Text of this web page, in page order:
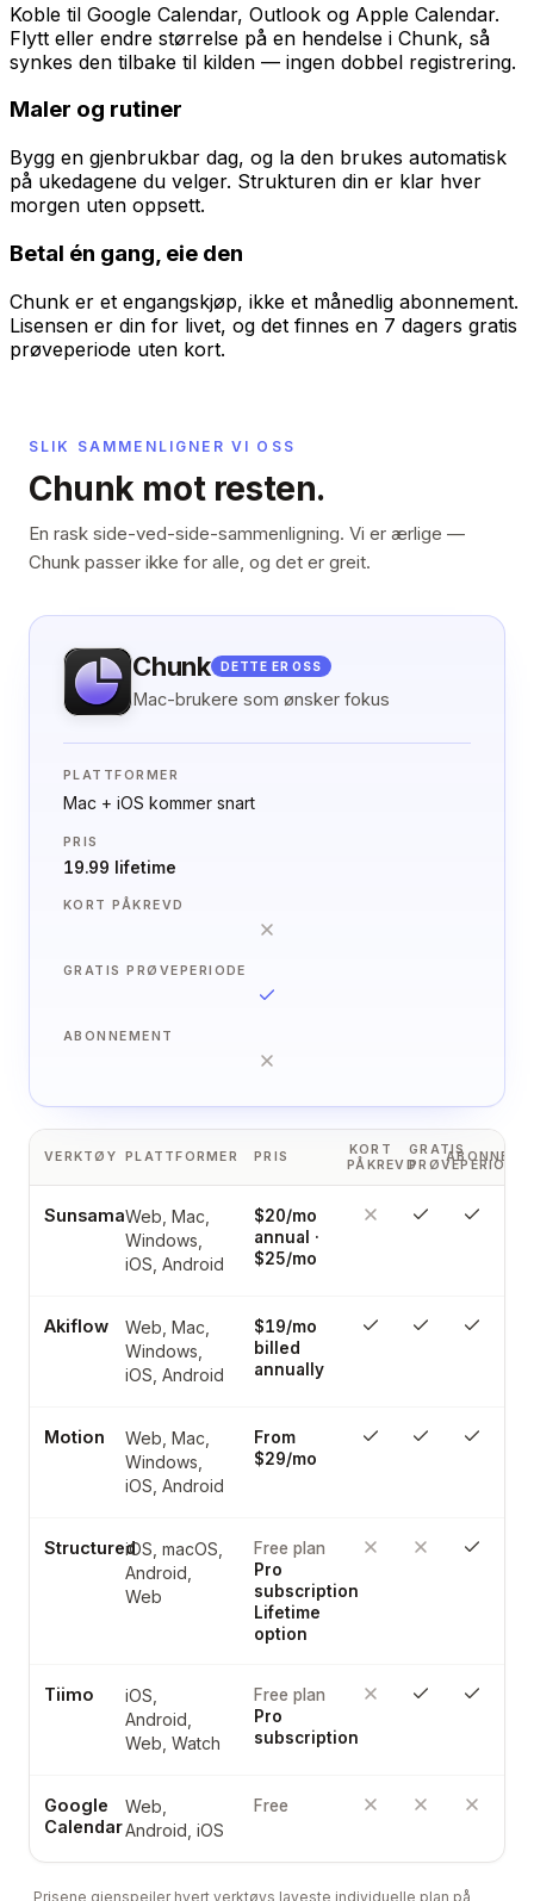
Koble til Google Calendar, Outlook og Apple Calendar.
Flytt eller endre størrelse på en hendelse i Chunk, så
synkes den tilbake til kilden — ingen dobbel registrering.
Maler og rutiner
Bygg en gjenbrukbar dag, og la den brukes automatisk
på ukedagene du velger. Strukturen din er klar hver
morgen uten oppsett.
Betal én gang, eie den
Chunk er et engangskjøp, ikke et månedlig abonnement.
Lisensen er din for livet, og det finnes en 7 dagers gratis
prøveperiode uten kort.
SLIK SAMMENLIGNER VI OSS
Chunk mot resten.
En rask side-ved-side-sammenligning. Vi er ærlige —
Chunk passer ikke for alle, og det er greit.
Chunk DETTE ER OSS
Mac-brukere som ønsker fokus
PLATTFORMER
Mac + iOS kommer snart
PRIS
19.99 lifetime
KORT PÅKREVD
GRATIS PRØVEPERIODE
ABONNEMENT
VERKTØY PLATTFORMER PRIS
KORT
PÅKREVD
GRATIS
PRØVEPERIODE
SunsamaWeb, Mac,
Windows,
iOS, Android
$20/mo
annual ·
$25/mo
Akiflow
Web, Mac,
Windows,
iOS, Android
$19/mo
billed
annually
Motion
Web, Mac,
Windows,
iOS, Android
From
$29/mo
StructurediOS, macOS,
Android,
Web
Free plan
Pro
subscription
Lifetime
option
Tiimo
iOS,
Android,
Web, Watch
Free plan
Pro
subscription
Google
Calendar
Web,
Android, iOS
Free
Prisene gjenspeiler hvert verktøys laveste individuelle plan på